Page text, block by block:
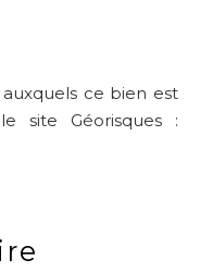
ce bien est
site Géorisques :